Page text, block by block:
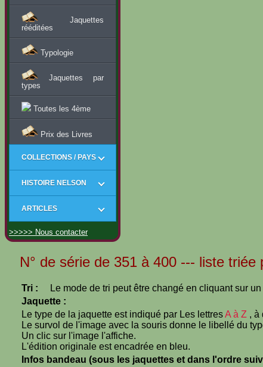
Jaquettes
rééditées
Typologie
Jaquettes par
types
Toutes les 4ème
Prix des Livres
COLLECTIONS / PAYS
HISTOIRE NELSON
ARTICLES
>>>>> Nous contacter
N° de série de 351 à 400 --- liste triée
Tri :
Le mode de tri peut être changé en cliquant sur
Jaquette :
Le type de la jaquette est indiqué par Les lettresA à Z , à
Le survol de l'image avec la souris donne le libellé du
Un clic sur l'image l'affiche.
L'édition originale est encadrée en bleu.
Infos bandeau (sous les jaquettes et dans l'ordre